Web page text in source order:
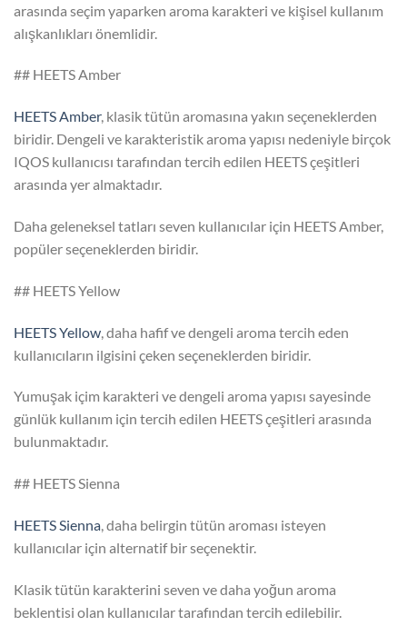
arasında seçim yaparken aroma karakteri ve kişisel kullanım
alışkanlıkları önemlidir.
## HEETS Amber
HEETS Amber, klasik tütün aromasına yakın seçeneklerden
biridir. Dengeli ve karakteristik aroma yapısı nedeniyle birçok
IQOS kullanıcısı tarafından tercih edilen HEETS çeşitleri
arasında yer almaktadır.
Daha geleneksel tatları seven kullanıcılar için HEETS Amber,
popüler seçeneklerden biridir.
## HEETS Yellow
HEETS Yellow , daha hafif ve dengeli aroma tercih eden
kullanıcıların ilgisini çeken seçeneklerden biridir.
Yumuşak içim karakteri ve dengeli aroma yapısı sayesinde
günlük kullanım için tercih edilen HEETS çeşitleri arasında
bulunmaktadır.
## HEETS Sienna
HEETS Sienna, daha belirgin tütün aroması isteyen
kullanıcılar için alternatif bir seçenektir.
Klasik tütün karakterini seven ve daha yoğun aroma
beklentisi olan kullanıcılar tarafından tercih edilebilir.